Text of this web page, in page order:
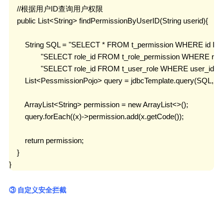
    //根据用户ID查询用户权限
    public List<String> findPermissionByUserID(String userid){
String SQL = "SELECT * FROM t_permission WHERE id
"SELECT role_id FROM t_role_permission WHERE
"SELECT role_id FROM t_user_role WHERE user_id
List<PessmissionPojo> query =
        ArrayList<String> permission = new ArrayList<>();
        query.forEach((x)->permission.add(x.getCode());
        return permission;
    }
}
③ 自定义安全拦截